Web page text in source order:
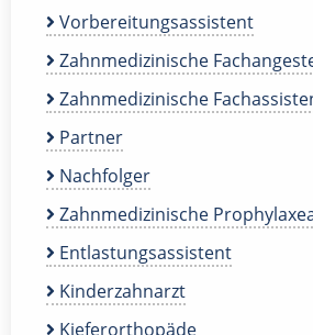
Vorbereitungsassistent
Zahnmedizinische
Zahnmedizinische
Partner
Nachfolger
Zahnmedizinische
Entlastungsassistent
Kinderzahnarzt
Kieferorthopäde